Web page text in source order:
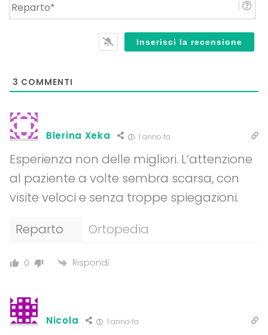
3 COMMENTI
Blerina Xeka 1 anno fa
Esperienza non delle migliori. L’attenzione
al paziente a volte sembra scarsa, con
visite veloci e senza troppe spiegazioni.
Reparto
Ortopedia
0 Rispondi
Nicola 1 anno fa